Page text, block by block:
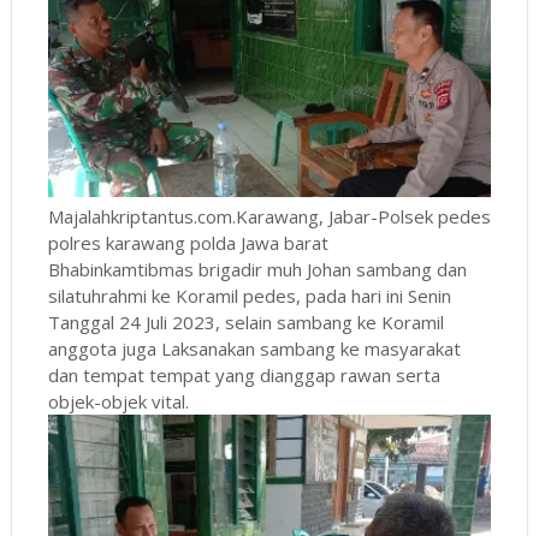
Majalahkriptantus.com.Karawang, Jabar-Polsek pedes
polres karawang polda Jawa barat
Bhabinkamtibmas brigadir muh Johan sambang dan
silatuhrahmi ke Koramil pedes, pada hari ini Senin
Tanggal 24 Juli 2023, selain sambang ke Koramil
anggota juga Laksanakan sambang ke masyarakat
dan tempat tempat yang dianggap rawan serta
objek-objek vital.